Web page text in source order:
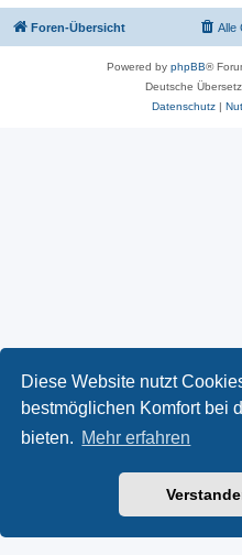
Diese Website nutzt
bestmöglichen Komfort bei
bieten. Mehr erfahren
Foren-Übersicht Alle
Powered by phpBB®
Deutsche
Datenschutz|